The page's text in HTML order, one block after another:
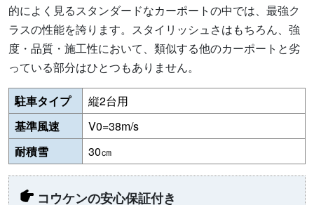
的によく見るスタンダードなカーポートの中では、最強ク
ラスの性能を誇ります。スタイリッシュさはもちろん、強
度・品質・施工性において、類似する他のカーポートと劣
っている部分はひとつもありません。
駐車タイプ
縦2台用
基準風速
V0=38m/s
耐積雪
30㎝
コウケンの安心保証付き